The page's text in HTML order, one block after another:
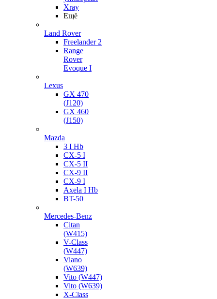
Xray
Ещё
Land Rover
Freelander 2
Range
Rover
Evoque I
Lexus
GX 470
(J120)
GX 460
(J150)
Mazda
3 I Hb
CX-5 I
CX-5 II
CX-9 II
CX-9 I
Axela I Hb
BT-50
Mercedes-Benz
Citan
(W415)
V-Class
(W447)
Viano
(W639)
Vito (W447)
Vito (W639)
X-Class